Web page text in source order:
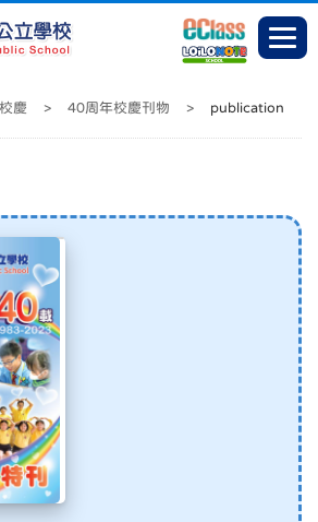
慶 > 40周年校慶刊物 > publication